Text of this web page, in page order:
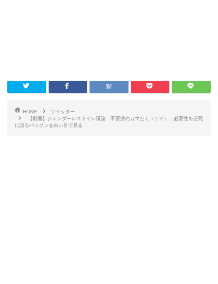
HOME
ツイッター
【動画】ジェンダーレストイレ議論 不要派のカマたく（ゲイ）、必要性を必死
に語るパックンを白い目で見る